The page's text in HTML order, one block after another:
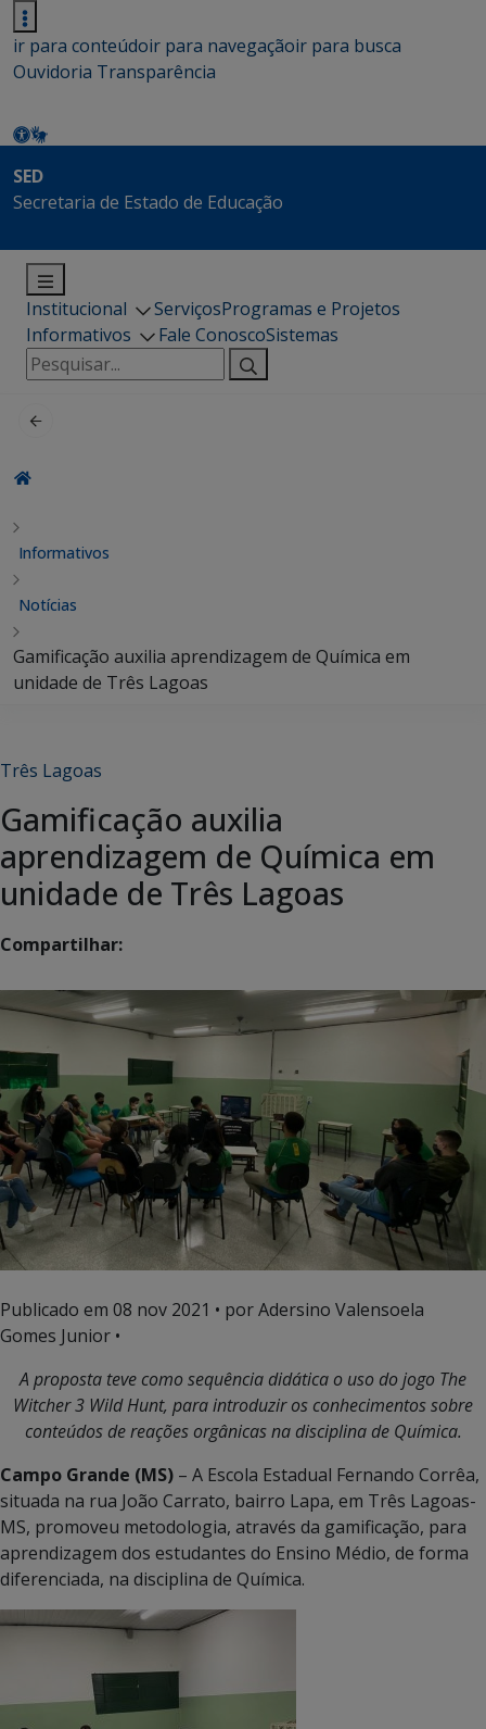
ir para conteúdoir para navegaçãoir para busca
Ouvidoria Transparência
SED
Secretaria de Estado de Educação
Institucional ServiçosProgramas e Projetos
Informativos
Fale ConoscoSistemas
Pesquisar
por:
Informativos
Notícias
Gamificação auxilia aprendizagem de Química em
unidade de Três Lagoas
Três Lagoas
Gamificação auxilia
aprendizagem de Química em
unidade de Três Lagoas
Compartilhar:
Publicado em 08 nov 2021 • por Adersino Valensoela
Gomes Junior •
A proposta teve como sequência didática o uso do jogo The
Witcher 3 Wild Hunt, para introduzir os conhecimentos sobre
conteúdos de reações orgânicas na disciplina de Química.
Campo Grande (MS) – A Escola Estadual Fernando Corrêa,
situada na rua João Carrato, bairro Lapa, em Três Lagoas-
MS, promoveu metodologia, através da gamificação, para
aprendizagem dos estudantes do Ensino Médio, de forma
diferenciada, na disciplina de Química.